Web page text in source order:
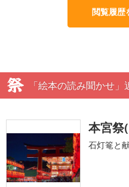
閲覧履歴
「絵本の読み聞かせ」
本宮祭
石灯篭と